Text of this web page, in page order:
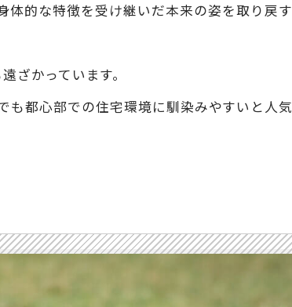
的な特徴を受け継いだ本来の姿を取り戻す
ざかっています。
も都心部での住宅環境に馴染みやすいと人気